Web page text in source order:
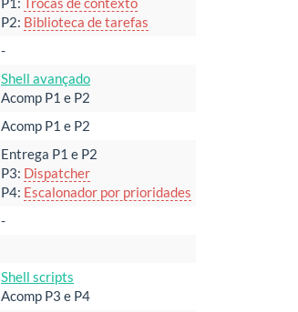
P2: Biblioteca de tarefas
-
Shell avançado
Acomp P1 e P2
Acomp P1 e P2
Entrega P1 e P2
P3: Dispatcher
P4: Escalonador por prioridades
-
Shell scripts
Acomp P3 e P4